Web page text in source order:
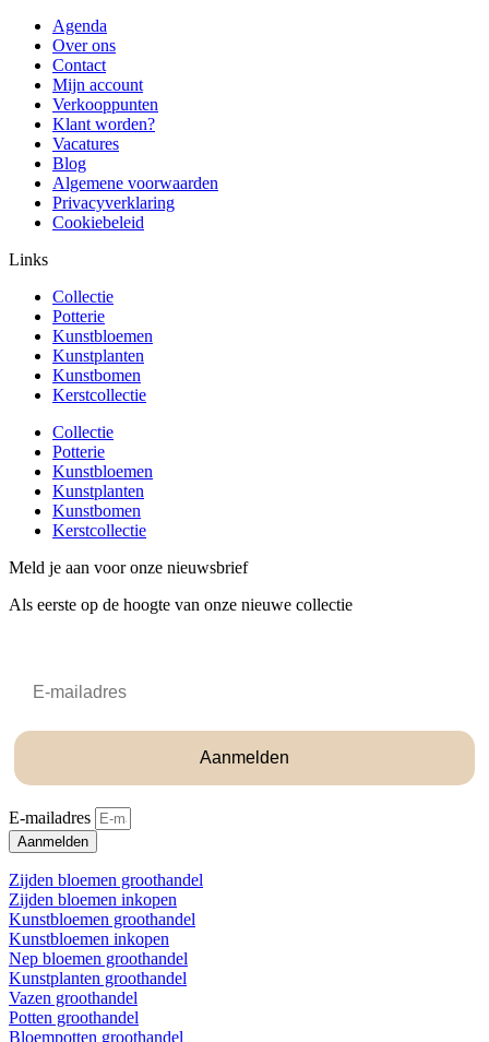
Agenda
Over ons
Contact
Mijn account
Verkooppunten
Klant worden?
Vacatures
Blog
Algemene voorwaarden
Privacyverklaring
Cookiebeleid
Links
Collectie
Potterie
Kunstbloemen
Kunstplanten
Kunstbomen
Kerstcollectie
Collectie
Potterie
Kunstbloemen
Kunstplanten
Kunstbomen
Kerstcollectie
Meld je aan voor onze nieuwsbrief
Als eerste op de hoogte van onze nieuwe collectie
Aanmelden
E-mailadres
Aanmelden
Zijden bloemen groothandel
Zijden bloemen inkopen
Kunstbloemen groothandel
Kunstbloemen inkopen
Nep bloemen groothandel
Kunstplanten groothandel
Vazen groothandel
Potten groothandel
Bloempotten groothandel